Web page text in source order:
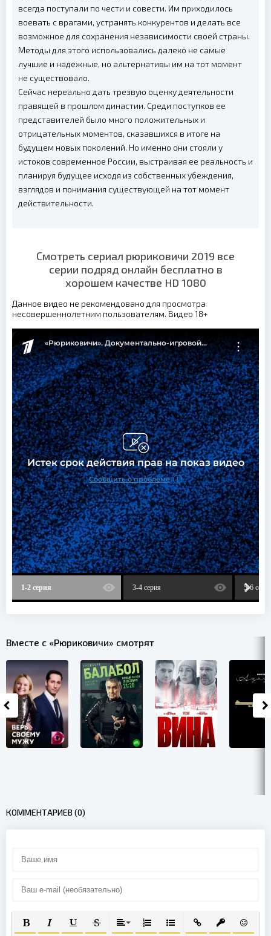
всегда поступали по чести и совести. Им приходилось
воевать с врагами, устранять конкурентов и делать все
возможное для сохранения независимости своей страны.
Методы для этого использовались далеко не самые
лучшие и надежные, но альтернативы им на тот момент
не существовало.
Сейчас нереально дать трезвую оценку деятельности
правящей в прошлом династии. Среди поступков ее
представителей было много положительных и
отрицательных моментов, сказавшихся в итоге на
будущем новых поколений. Но именно они стояли у
истоков современное России, выстраивая ее реальность и
планируя будущее исходя из собственных убеждения,
взглядов и понимания существующей на тот момент
действительности.
Смотреть сериал рюриковичи 2019 все
серии подряд онлайн бесплатно в
хорошем качестве HD 1080
Данное видео не рекомендовано для просмотра
несовершеннолетним пользователям. Видео 18+
1-2 серия 3-4 серия 5-6
Вместе с «Рюриковичи» смотрят
КОММЕНТАРИЕВ (0)